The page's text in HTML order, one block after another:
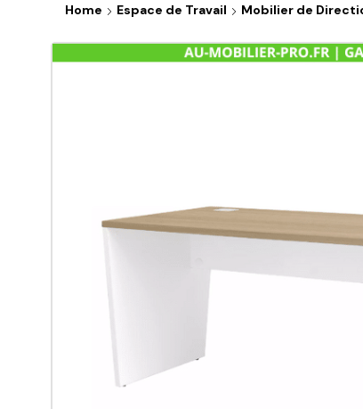
Home Espace de Travail Mobilier de